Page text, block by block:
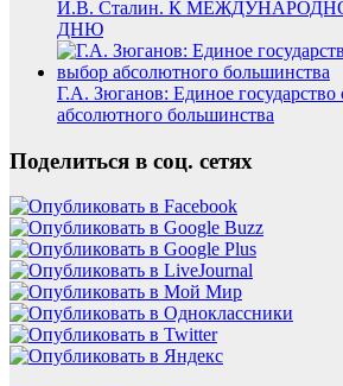
И.В. Сталин. К
ДНЮ
Г.А. Зюганов: Единое
абсолютного большинства
Поделиться в соц. сетях